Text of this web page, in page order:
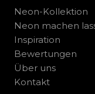
Neon-Kollektion
Neon machen
Inspiration
Bewertungen
Über uns
Kontakt